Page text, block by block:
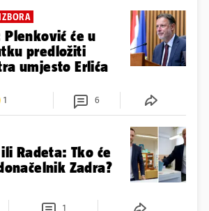
će u
predložiti
umjesto Erlića
1 6
ili Radeta: Tko će
Zadra?
1